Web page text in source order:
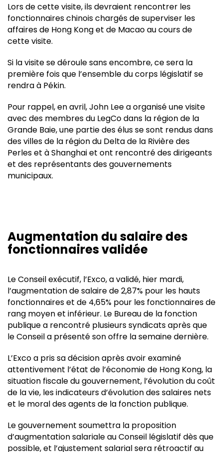
Lors de cette visite, ils devraient rencontrer les
fonctionnaires chinois chargés de superviser les
affaires de Hong Kong et de Macao au cours de
cette visite.
Si la visite se déroule sans encombre, ce sera la
première fois que l’ensemble du corps législatif se
rendra à Pékin.
Pour rappel, en avril, John Lee a organisé une visite
avec des membres du LegCo dans la région de la
Grande Baie, une partie des élus se sont rendus dans
des villes de la région du Delta de la Rivière des
Perles et à Shanghai et ont rencontré des dirigeants
et des représentants des gouvernements
municipaux.
Augmentation du salaire des
fonctionnaires validée
Le Conseil exécutif, l’Exco, a validé, hier mardi,
l’augmentation de salaire de 2,87% pour les hauts
fonctionnaires et de 4,65% pour les fonctionnaires de
rang moyen et inférieur. Le Bureau de la fonction
publique a rencontré plusieurs syndicats après que
le Conseil a présenté son offre la semaine dernière.
L’Exco a pris sa décision après avoir examiné
attentivement l’état de l’économie de Hong Kong, la
situation fiscale du gouvernement, l’évolution du coût
de la vie, les indicateurs d’évolution des salaires nets
et le moral des agents de la fonction publique.
Le gouvernement soumettra la proposition
d’augmentation salariale au Conseil législatif dès que
possible, et l’ajustement salarial sera rétroactif au